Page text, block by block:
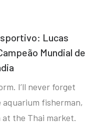
Lucas
Mundial de
I’ll never forget
fisherman,
the Thai market.